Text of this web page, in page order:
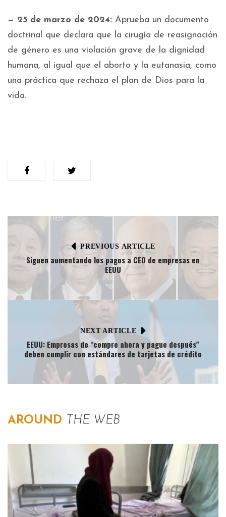
— 25 de marzo de 2024: Aprueba un documento
doctrinal que declara que la cirugía de reasignación
de género es una violación grave de la dignidad
humana, al igual que el aborto y la eutanasia, como
una práctica que rechaza el plan de Dios para la
vida.
PREVIOUS ARTICLE
Siguen aumentando los pagos a CEO de empresas en
EEUU
NEXT ARTICLE
EEUU: Empresas de “compre ahora y pague después”
deben cumplir con estándares de tarjetas de crédito
AROUND THE WEB